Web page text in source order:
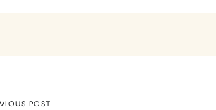
POST